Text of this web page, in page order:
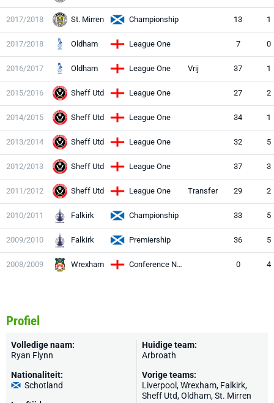
2017/2018 St. Mirren Championship 13 1
2017/2018 Oldham League One 7 0
2016/2017 Oldham League One Vrij 37 1
2015/2016 Sheff Utd League One 27 2
2014/2015 Sheff Utd League One 34 1
2013/2014 Sheff Utd League One 32 5
2012/2013 Sheff Utd League One 37 3
2011/2012 Sheff Utd League One Transfer 29 2
2010/2011 Falkirk Championship 33 5
2009/2010 Falkirk Premiership 36 5
2008/2009 Wrexham Conference National 0 4
Profiel
Volledige naam:
Ryan Flynn
Nationaliteit:
Schotland
Huidige team:
Arbroath
Vorige teams:
Liverpool,Wrexham, Falkirk,
Sheff Utd,Oldham,St. Mirren